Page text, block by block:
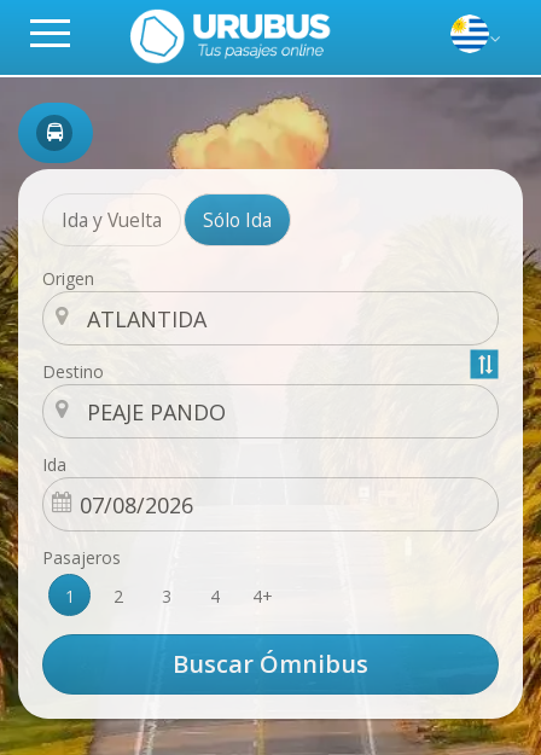
Ida y Vuelta Sólo Ida
Origen
Destino
Ida
Pasajeros
1
2 3 4 4+